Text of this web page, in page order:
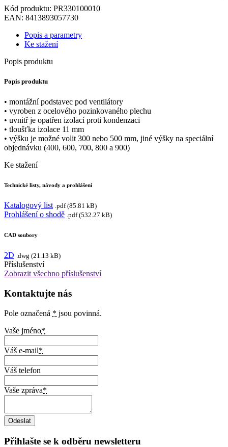
Kód produktu: PR330100010
EAN: 8413893057730
Popis a parametry
Ke stažení
Popis produktu
Popis produktu
• montážní podstavec pod ventilátory
• vyroben z ocelového pozinkovaného plechu
• uvnitř je opatřen izolací proti kondenzaci
• tloušťka izolace 11 mm
• výšku je možné volit 300 nebo 500 mm, jiné výšky na speciální
objednávku (400, 600, 700, 800 a 900)
Ke stažení
Technické listy, návody a prohlášení
Katalogový list .pdf (85.81 kB)
Prohlášení o shodě .pdf (532.27 kB)
CAD soubory
2D .dwg (21.13 kB)
Příslušenství
Zobrazit všechno příslušenství
Kontaktujte nás
Pole označená * jsou povinná.
Vaše jméno*
Váš e-mail*
Váš telefon
Vaše zpráva*
Přihlašte se k odběru newsletteru